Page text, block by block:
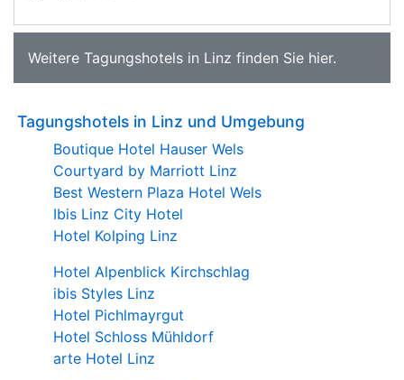
Weitere Tagungshotels in Linz finden Sie hier.
Tagungshotels in Linz und Umgebung
Boutique Hotel Hauser Wels
Courtyard by Marriott Linz
Best Western Plaza Hotel Wels
Ibis Linz City Hotel
Hotel Kolping Linz
Hotel Alpenblick Kirchschlag
ibis Styles Linz
Hotel Pichlmayrgut
Hotel Schloss Mühldorf
arte Hotel Linz